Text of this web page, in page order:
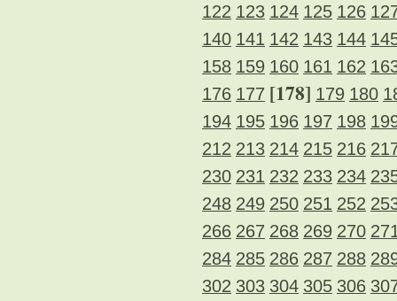
122 123 124 125 126
140 141 142 143 144
158 159 160 161 162
176 177 [178] 179 180
194 195 196 197 198
212 213 214 215 216
230 231 232 233 234
248 249 250 251 252
266 267 268 269 270
284 285 286 287 288
302 303 304 305 306